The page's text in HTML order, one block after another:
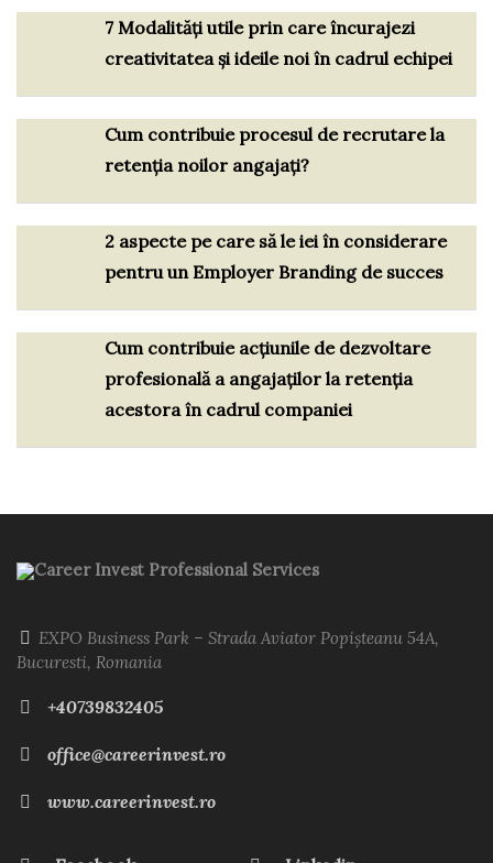
7 Modalități utile prin care încurajezi
creativitatea și ideile noi în cadrul echipei
Cum contribuie procesul de recrutare la
retenția noilor angajați?
2 aspecte pe care să le iei în considerare
pentru un Employer Branding de succes
Cum contribuie acțiunile de dezvoltare
profesională a angajaților la retenția
acestora în cadrul companiei
Career Invest Professional Services
EXPO Business Park – Strada Aviator Popișteanu 54A,
Bucuresti, Romania
+40739832405
office@careerinvest.ro
www.careerinvest.ro